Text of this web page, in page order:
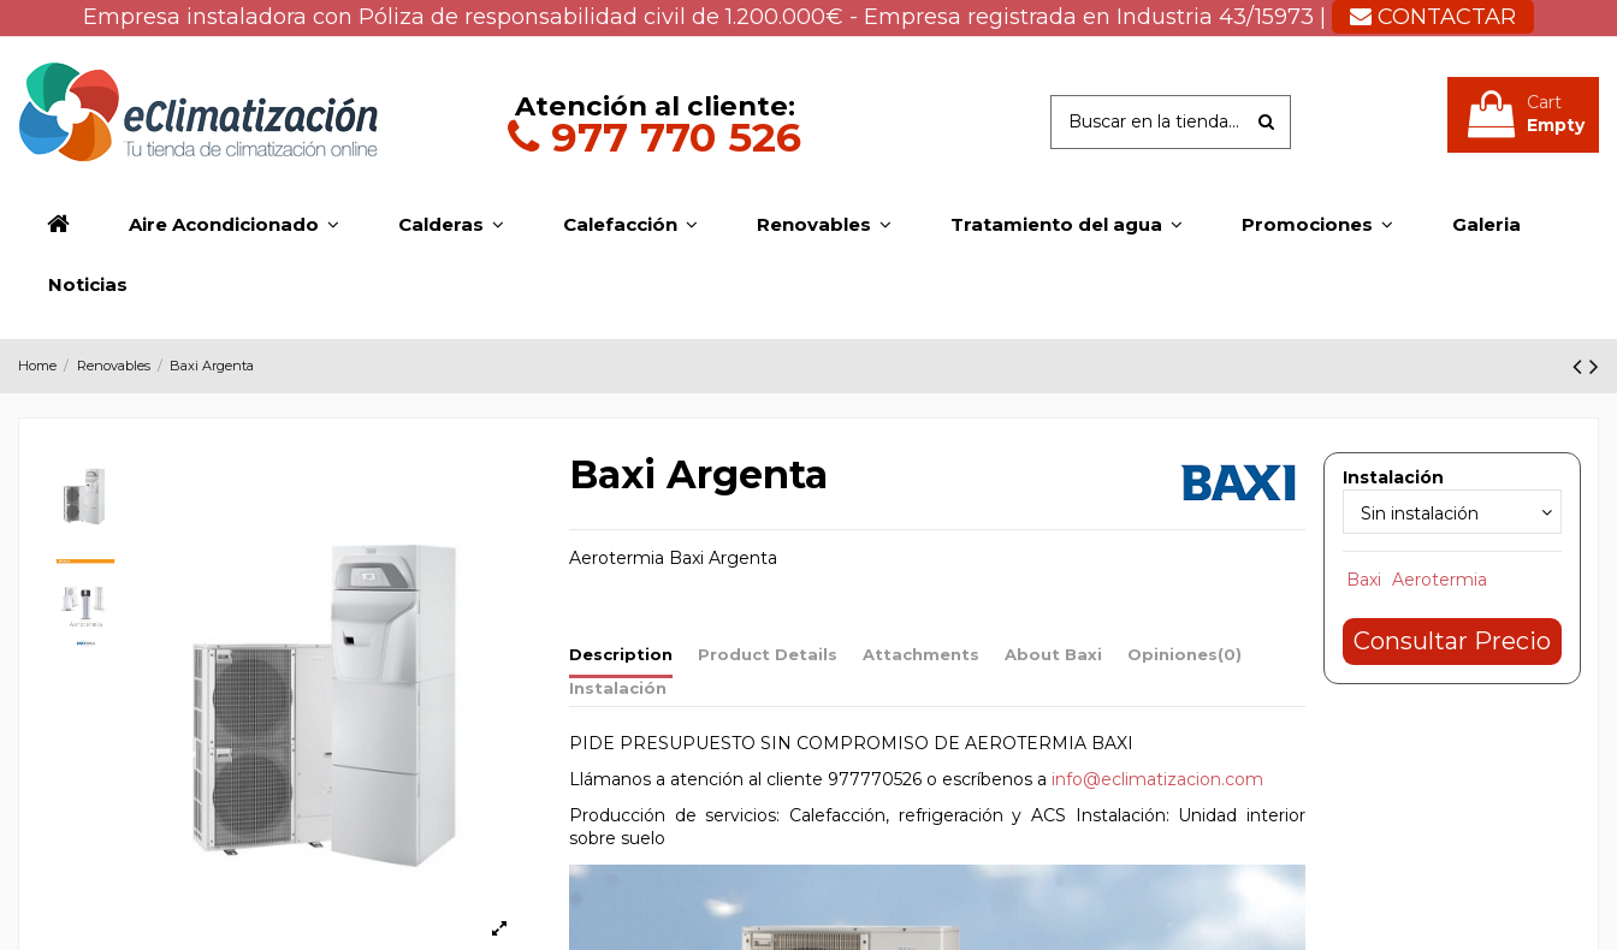
Empresa instaladora con Póliza de responsabilidad civil de 1.200.000€ - Empresa registrada en Industria 43/15973 | CONTACTAR
Atención al cliente:
977 770 526
Cart
Empty
Aire Acondicionado Calderas Calefacción Renovables Tratamiento del agua Promociones Galeria
Noticias
Home Renovables Baxi Argenta
Baxi Argenta
Aerotermia Baxi Argenta
Description Product Details Attachments About Baxi Opiniones(0)
Instalación
PIDE PRESUPUESTO SIN COMPROMISO DE AEROTERMIA BAXI
Llámanos a atención al cliente 977770526 o escríbenos a info@eclimatizacion.com
Producción de servicios: Calefacción, refrigeración y ACS Instalación: Unidad interior
sobre suelo
Instalación
Baxi Aerotermia
Consultar Precio